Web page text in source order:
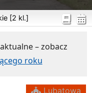
[2 kl.]
– zobacz
roku
Lubatowa